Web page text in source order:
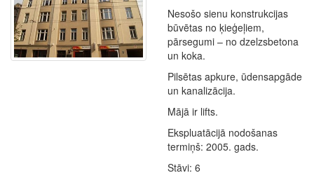
Nesošo sienu konstrukcijas
būvētas no ķieģeļiem,
pārsegumi – no dzelzsbetona
un koka.
Pilsētas apkure, ūdensapgāde
un kanalizācija.
Mājā ir lifts.
Ekspluatācijā nodošanas
termiņš: 2005. gads.
Stāvi: 6